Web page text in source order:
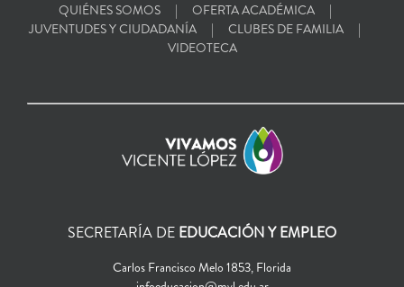
QUIÉNES SOMOS
OFERTA ACADÉMICA
JUVENTUDES Y CIUDADANÍA
CLUBES DE FAMILIA
VIDEOTECA
SECRETARÍA DE EDUCACIÓN Y EMPLEO
Carlos Francisco Melo 1853, Florida